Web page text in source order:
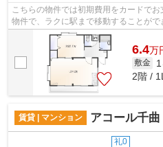
こちらの物件では初期費用をカードで
物件で、ラクに駅まで移動することが
性の高いアパートです。新着情報：エタ...
6.4万
敷金
2階 /
賃貸 | マンション アコール千曲
礼0